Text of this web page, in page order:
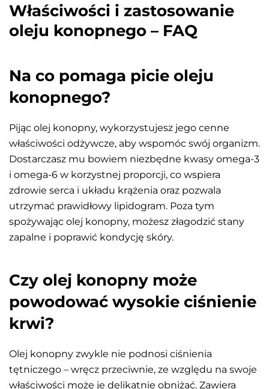
Właściwości i zastosowanie
oleju konopnego – FAQ
Na co pomaga picie oleju
konopnego?
Pijąc olej konopny, wykorzystujesz jego cenne
właściwości odżywcze, aby wspomóc swój organizm.
Dostarczasz mu bowiem niezbędne kwasy omega-3
i omega-6 w korzystnej proporcji, co wspiera
zdrowie serca i układu krążenia oraz pozwala
utrzymać prawidłowy lipidogram. Poza tym
spożywając olej konopny, możesz złagodzić stany
zapalne i poprawić kondycję skóry.
Czy olej konopny może
powodować wysokie ciśnienie
krwi?
Olej konopny zwykle nie podnosi ciśnienia
tętniczego – wręcz przeciwnie, ze względu na swoje
właściwości może je delikatnie obniżać. Zawiera